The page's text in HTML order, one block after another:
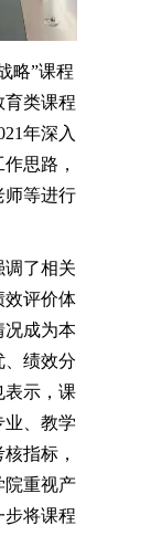
略”课程
育类课程
年深入
思路，
师等进行
调了相关
效评价体
况成为本
、绩效分
表示，课
业、教学
指标，
院重视产
步将课程